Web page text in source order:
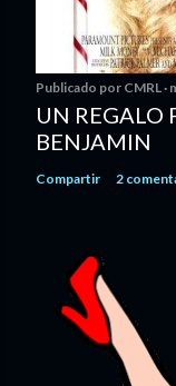
Publicado por CMRL
UN REGALO
BENJAMIN
Compartir 2